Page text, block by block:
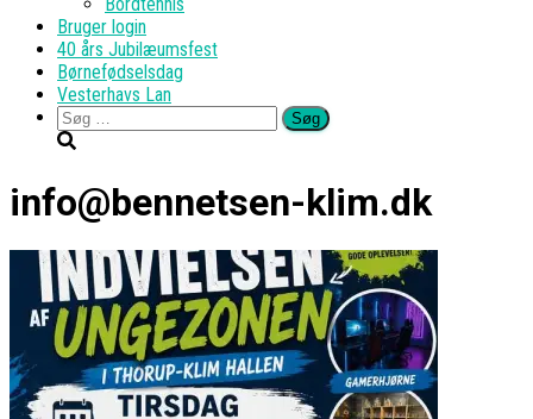
Bruger login
40 års Jubilæumsfest
Børnefødselsdag
Vesterhavs Lan
Søg
efter:
info@bennetsen-klim.dk